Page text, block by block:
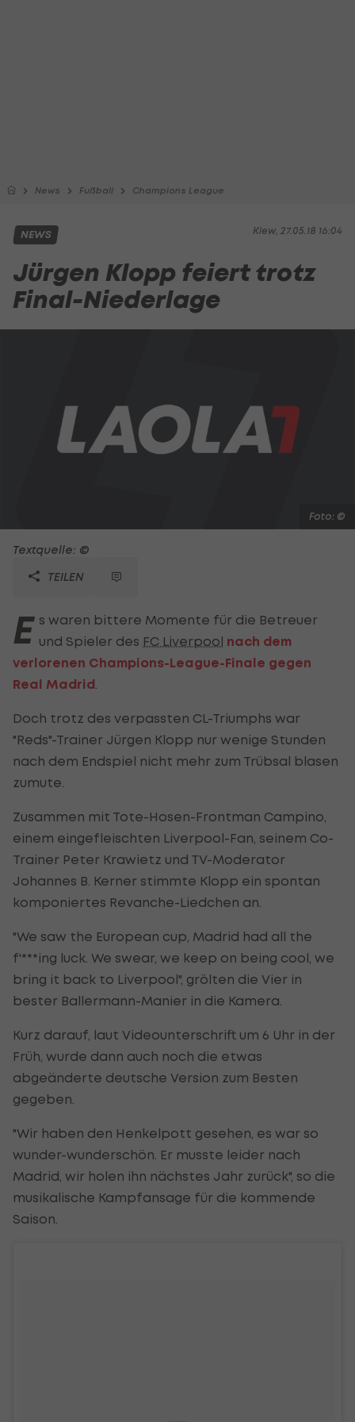
News Fußball Champions League
Kiew, 27.05.18 16:04
NEWS
Jürgen Klopp feiert trotz
Final-Niederlage
Foto: ©
Textquelle: ©
TEILEN
E s waren bittere Momente für die Betreuer
und Spieler des FC Liverpool nach dem
verlorenen Champions-League-Finale gegen
Real Madrid
Doch trotz des verpassten CL-Triumphs war
"Reds"-Trainer Jürgen Klopp nur wenige Stunden
nach dem Endspiel nicht mehr zum Trübsal blasen
zumute.
Zusammen mit Tote-Hosen-Frontman Campino,
einem eingefleischten Liverpool-Fan, seinem Co-
Trainer Peter Krawietz und TV-Moderator
Johannes B. Kerner stimmte Klopp ein spontan
komponiertes Revanche-Liedchen an.
"We saw the European cup, Madrid had all the
f'***ing luck. We swear, we keep on being cool, we
bring it back to Liverpool", grölten die Vier in
bester Ballermann-Manier in die Kamera.
Kurz darauf, laut Videounterschrift um 6 Uhr in der
Früh, wurde dann auch noch die etwas
abgeänderte deutsche Version zum Besten
gegeben.
"Wir haben den Henkelpott gesehen, es war so
wunder-wunderschön. Er musste leider nach
Madrid, wir holen ihn nächstes Jahr zurück", so die
musikalische Kampfansage für die kommende
Saison.